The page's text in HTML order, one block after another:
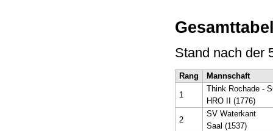
Stand nach der
Rang Mannschaft
1
Think Rochade -
HRO II (1776)
2
SV Waterkant
Saal (1537)